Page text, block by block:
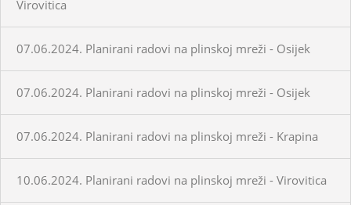
Virovitica
07.06.2024. Planirani radovi na plinskoj mreži - Osijek
07.06.2024. Planirani radovi na plinskoj mreži - Osijek
07.06.2024. Planirani radovi na plinskoj mreži - Krapina
10.06.2024. Planirani radovi na plinskoj mreži - Virovitica